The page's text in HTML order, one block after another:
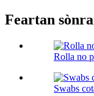
Feartan
Rolla no
Swabs